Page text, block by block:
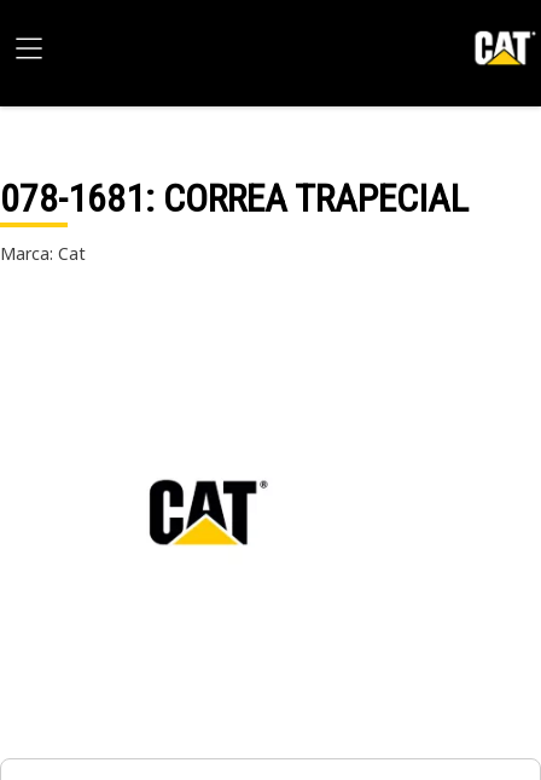
078-1681: CORREA TRAPECIAL
Marca: Cat